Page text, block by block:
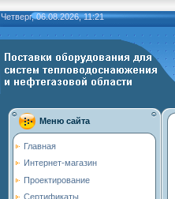
Четверг, 06.08.2026, 11:21
Меню сайта
Главная
Интернет-магазин
Проектирование
Сертификаты